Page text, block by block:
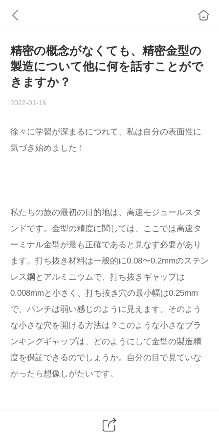
精密の概念がなくても、精密金型の
製造について他に何を話すことがで
きますか？
2022-01-16
徐々に学習が深まるにつれて、私は自分の表面性に
気づき始めました！
私たちの旅の最初の目的地は、高速モジュールスタ
ンドです。金型の精度に関しては、ここでは高速タ
ーミナル金型が最も正確であると見なす必要があり
ます。打ち抜き材料は一般的に0.08〜0.2mmのステン
レス鋼とアルミニウムで、打ち抜きギャップは
0.008mmと小さく、打ち抜き穴の最小幅は0.25mm
で、パンチは弱い感じのように見えます。そのよう
な小さな穴を開ける方法は？このような小さなブラ
ンキングギャップは、どのようにして金型の製造精
度を保証できるのでしょうか。自分の目で見ていな
かったら想像しがたいです。